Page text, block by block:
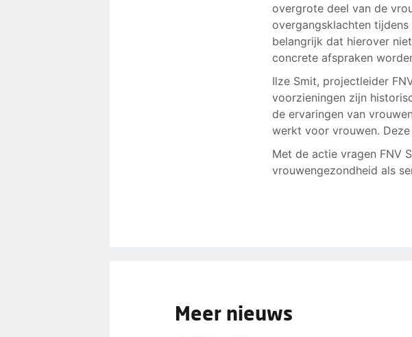
overgrote deel van de
overgangsklachten
belangrijk dat hierover
concrete afspraken
Ilze Smit, projectleider
voorzieningen zijn
de ervaringen van
werkt voor vrouwen.
Met de actie vragen FNV
vrouwengezondheid als
Meer nieuws